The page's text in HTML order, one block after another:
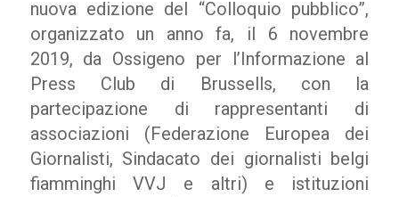
nuova edizione del “Colloquio pubblico”,
organizzato un anno fa, il 6 novembre
2019, da Ossigeno per l’Informazione al
Press Club di Brussells, con la
partecipazione di rappresentanti di
associazioni (Federazione Europea dei
Giornalisti, Sindacato dei giornalisti belgi
fiamminghi VVJ e altri) e istituzioni